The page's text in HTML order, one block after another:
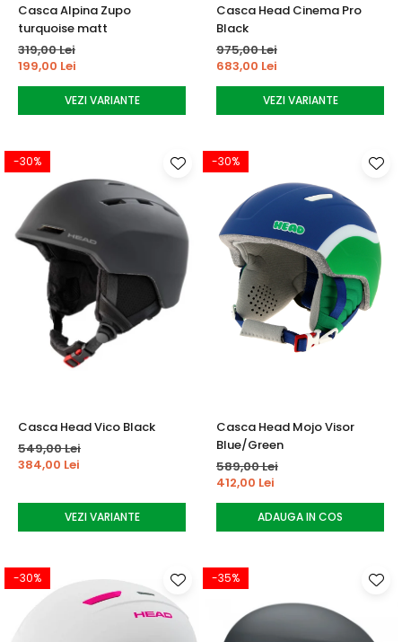
Casca Alpina Zupo
turquoise matt
319,00 Lei
199,00 Lei
VEZI VARIANTE
Casca Head Cinema Pro
Black
975,00 Lei
683,00 Lei
VEZI VARIANTE
-30%
Casca Head Vico Black
549,00 Lei
384,00 Lei
VEZI VARIANTE
-30%
Casca Head Mojo Visor
Blue/Green
589,00 Lei
412,00 Lei
ADAUGA IN COS
-30% -35%